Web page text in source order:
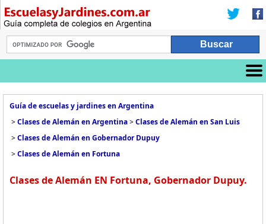
Guía de escuelas y jardines en Argentina
>Clases de Alemán en Argentina>Clases de Alemán en San Luis
>Clases de Alemán en Gobernador Dupuy
>Clases de Alemán en Fortuna
Clases de Alemán EN Fortuna, Gobernador Dupuy.